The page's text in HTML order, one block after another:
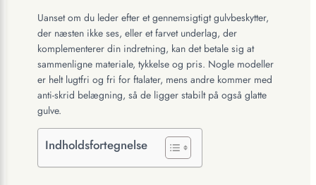
Uanset om du leder efter et gennemsigtigt gulvbeskytter,
der næsten ikke ses, eller et farvet underlag, der
komplementerer din indretning, kan det betale sig at
sammenligne materiale, tykkelse og pris. Nogle modeller
er helt lugtfri og fri for ftalater, mens andre kommer med
anti-skrid belægning, så de ligger stabilt på også glatte
gulve.
Indholdsfortegnelse